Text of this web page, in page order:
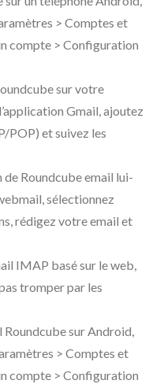
> Comptes et
compte > Configuration
sur votre
Gmail, ajoutez
POP) et suivez les
Roundcube email lui-
sélectionnez
rédigez votre email et
IMAP basé sur le web,
tromper par les
sur Android,
> Comptes et
compte > Configuration